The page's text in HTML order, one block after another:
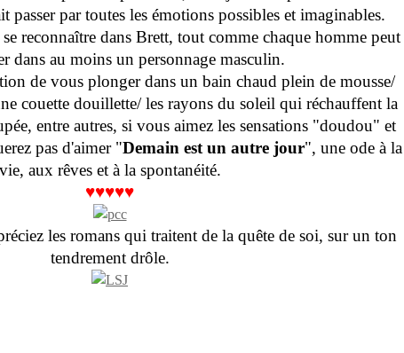
passer par toutes les émotions possibles et imaginables.
reconnaître dans Brett, tout comme chaque homme peut
dans au moins un personnage masculin.
de vous plonger dans un bain chaud plein de mousse/
couette douillette/ les rayons du soleil qui réchauffent la
entre autres, si vous aimez les sensations "doudou" et
pas d'aimer "Demain est un autre jour", une ode à la
vie, aux rêves et à la spontanéité.
♥♥♥♥♥
les romans qui traitent de la quête de soi, sur un ton
tendrement drôle.